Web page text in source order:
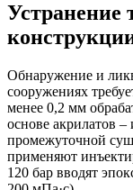
Устранение
Обнаружение и
сооружениях
менее 0,2 мм
основе акрилатов –
промежуточной
применяют
120 бар вводят